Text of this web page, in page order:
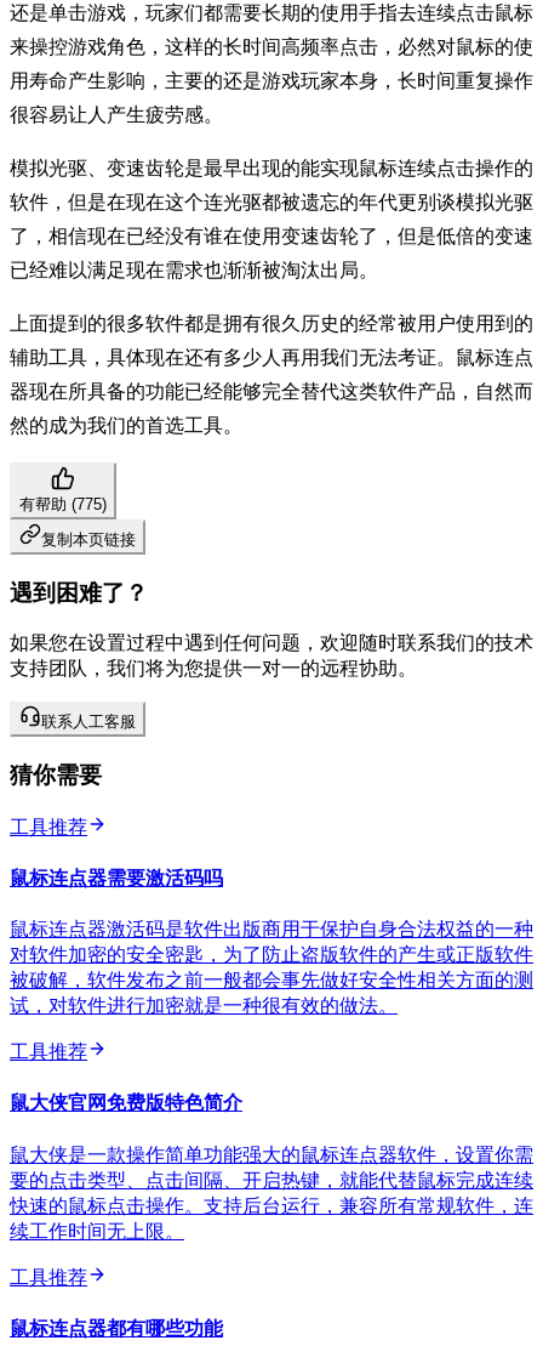
还是单击游戏，玩家们都需要长期的使用手指去连续点击鼠标
来操控游戏角色，这样的长时间高频率点击，必然对鼠标的使
用寿命产生影响，主要的还是游戏玩家本身，长时间重复操作
很容易让人产生疲劳感。
模拟光驱、变速齿轮是最早出现的能实现鼠标连续点击操作的
软件，但是在现在这个连光驱都被遗忘的年代更别谈模拟光驱
了，相信现在已经没有谁在使用变速齿轮了，但是低倍的变速
已经难以满足现在需求也渐渐被淘汰出局。
上面提到的很多软件都是拥有很久历史的经常被用户使用到的
辅助工具，具体现在还有多少人再用我们无法考证。鼠标连点
器现在所具备的功能已经能够完全替代这类软件产品，自然而
然的成为我们的首选工具。
有帮助 (775)
复制本页链接
遇到困难了？
如果您在设置过程中遇到任何问题，欢迎随时联系我们的技术
支持团队，我们将为您提供一对一的远程协助。
联系人工客服
猜你需要
工具推荐
鼠标连点器需要激活码吗
鼠标连点器激活码是软件出版商用于保护自身合法权益的一种
对软件加密的安全密匙，为了防止盗版软件的产生或正版软件
被破解，软件发布之前一般都会事先做好安全性相关方面的测
试，对软件进行加密就是一种很有效的做法。
工具推荐
鼠大侠官网免费版特色简介
鼠大侠是一款操作简单功能强大的鼠标连点器软件，设置你需
要的点击类型、点击间隔、开启热键，就能代替鼠标完成连续
快速的鼠标点击操作。支持后台运行，兼容所有常规软件，连
续工作时间无上限。
工具推荐
鼠标连点器都有哪些功能